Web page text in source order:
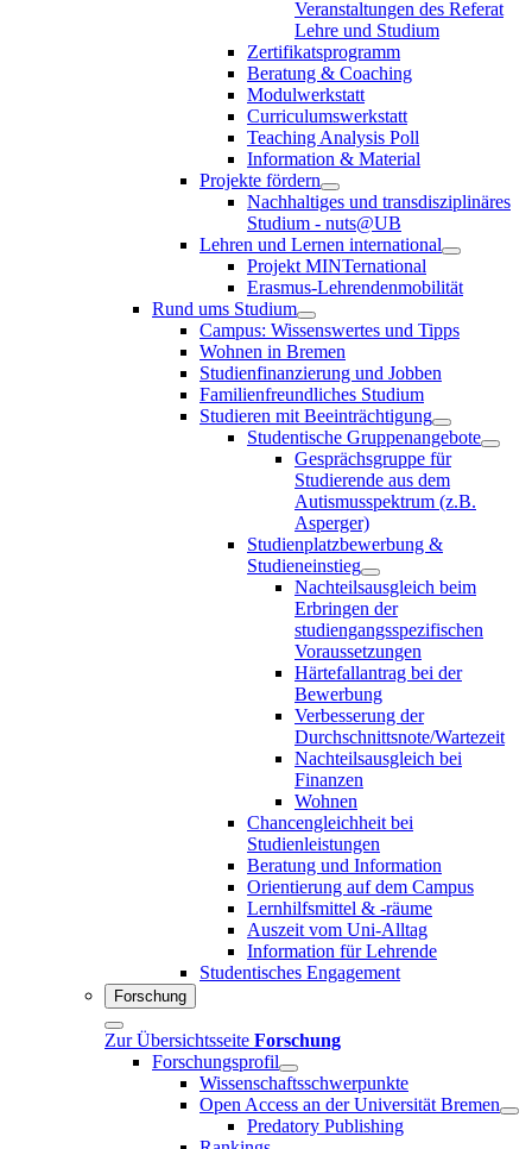
Veranstaltungen des Referat
Lehre und Studium
Zertifikatsprogramm
Beratung & Coaching
Modulwerkstatt
Curriculumswerkstatt
Teaching Analysis Poll
Information & Material
Projekte fördern
Nachhaltiges und transdisziplinäres
Studium - nuts@UB
Lehren und Lernen international
Projekt MINTernational
Erasmus-Lehrendenmobilität
Rund ums Studium
Campus: Wissenswertes und Tipps
Wohnen in Bremen
Studienfinanzierung und Jobben
Familienfreundliches Studium
Studieren mit Beeinträchtigung
Studentische Gruppenangebote
Gesprächsgruppe für
Studierende aus dem
Autismusspektrum (z.B.
Asperger)
Studienplatzbewerbung &
Studieneinstieg
Nachteilsausgleich beim
Erbringen der
studiengangsspezifischen
Voraussetzungen
Härtefallantrag bei der
Bewerbung
Verbesserung der
Durchschnittsnote/Wartezeit
Nachteilsausgleich bei
Finanzen
Wohnen
Chancengleichheit bei
Studienleistungen
Beratung und Information
Orientierung auf dem Campus
Lernhilfsmittel & -räume
Auszeit vom Uni-Alltag
Information für Lehrende
Studentisches Engagement
Forschung
Zur Übersichtsseite Forschung
Forschungsprofil
Wissenschaftsschwerpunkte
Open Access an der Universität Bremen
Predatory Publishing